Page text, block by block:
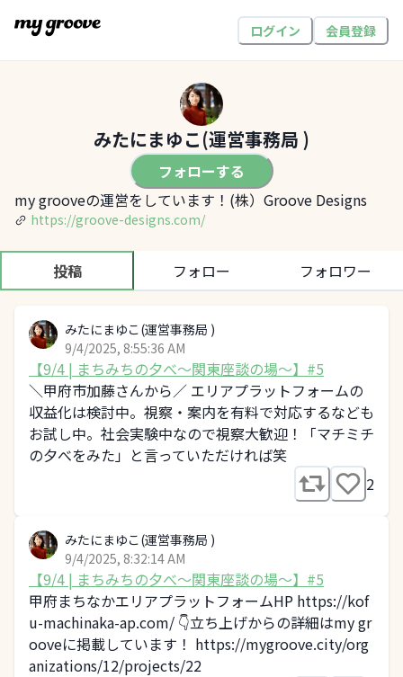
ログイン 会員登録
みたにまゆこ(運営事務局 )
フォローする
my grooveの運営をしています！(株）Groove Designs
https://groove-designs.com/
投稿 フォロー フォロワー
みたにまゆこ(運営事務局 )
9/4/2025, 8:55:36 AM
【9/4 | まちみちの夕べ～関東座談の場～】#5
＼甲府市加藤さんから／ エリアプラットフォームの
収益化は検討中。視察・案内を有料で対応するなども
お試し中。社会実験中なので視察大歓迎！「マチミチ
の夕べをみた」と言っていただければ笑
2
みたにまゆこ(運営事務局 )
9/4/2025, 8:32:14 AM
【9/4 | まちみちの夕べ～関東座談の場～】#5
甲府まちなかエリアプラットフォームHP https://kof
u-machinaka-ap.com/ 👇立ち上げからの詳細はmy gr
ooveに掲載しています！ https://mygroove.city/org
anizations/12/projects/22